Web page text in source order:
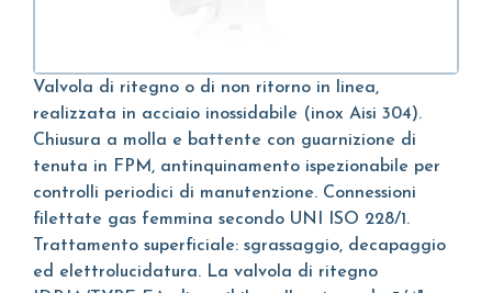
Valvola di ritegno o di non ritorno in linea,
realizzata in acciaio inossidabile (inox Aisi 304).
Chiusura a molla e battente con guarnizione di
tenuta in FPM, antinquinamento ispezionabile per
controlli periodici di manutenzione. Connessioni
filettate gas femmina secondo UNI ISO 228/1.
Trattamento superficiale: sgrassaggio, decapaggio
ed elettrolucidatura. La valvola di ritegno